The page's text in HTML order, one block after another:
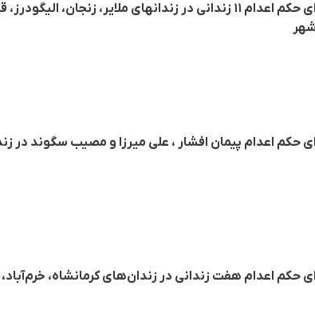
گزارشی از اجرای حکم اعدام ١١ زندانی در زندانهای ملایر،
حکم اعدام پیمان افشار ، علی میرزا و مصیب سگوند در
حکم اعدام هفت زندانی در زندان‌های کرمانشاه،